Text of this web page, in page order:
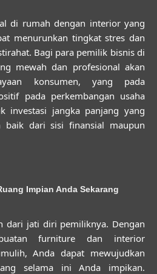
di rumah dengan interior yang
menurunkan tingkat stres dan
Bagi para pemilik bisnis di
mewah dan profesional akan
konsumen, yang pada
pada perkembangan usaha
investasi jangka panjang yang
baik dari sisi finansial maupun
Impian Anda Sekarang
dari jati diri pemiliknya. Dengan
furniture dan interior
, Anda dapat mewujudkan
selama ini Anda impikan.